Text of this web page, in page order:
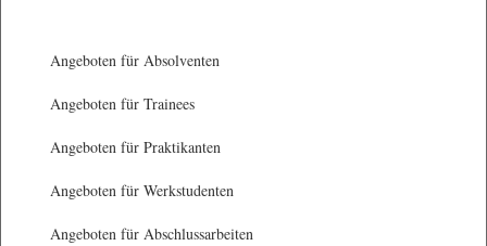
Angeboten für Absolventen
Angeboten für Trainees
Angeboten für Praktikanten
Angeboten für Werkstudenten
Angeboten für Abschlussarbeiten